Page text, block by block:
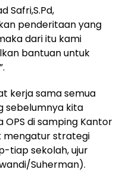
Safri,S.Pd,
penderitaan yang
dari itu kami
bantuan untuk
kerja sama semua
sebelumnya kita
di samping Kantor
mengatur strategi
tiap sekolah, ujur
Suherman).